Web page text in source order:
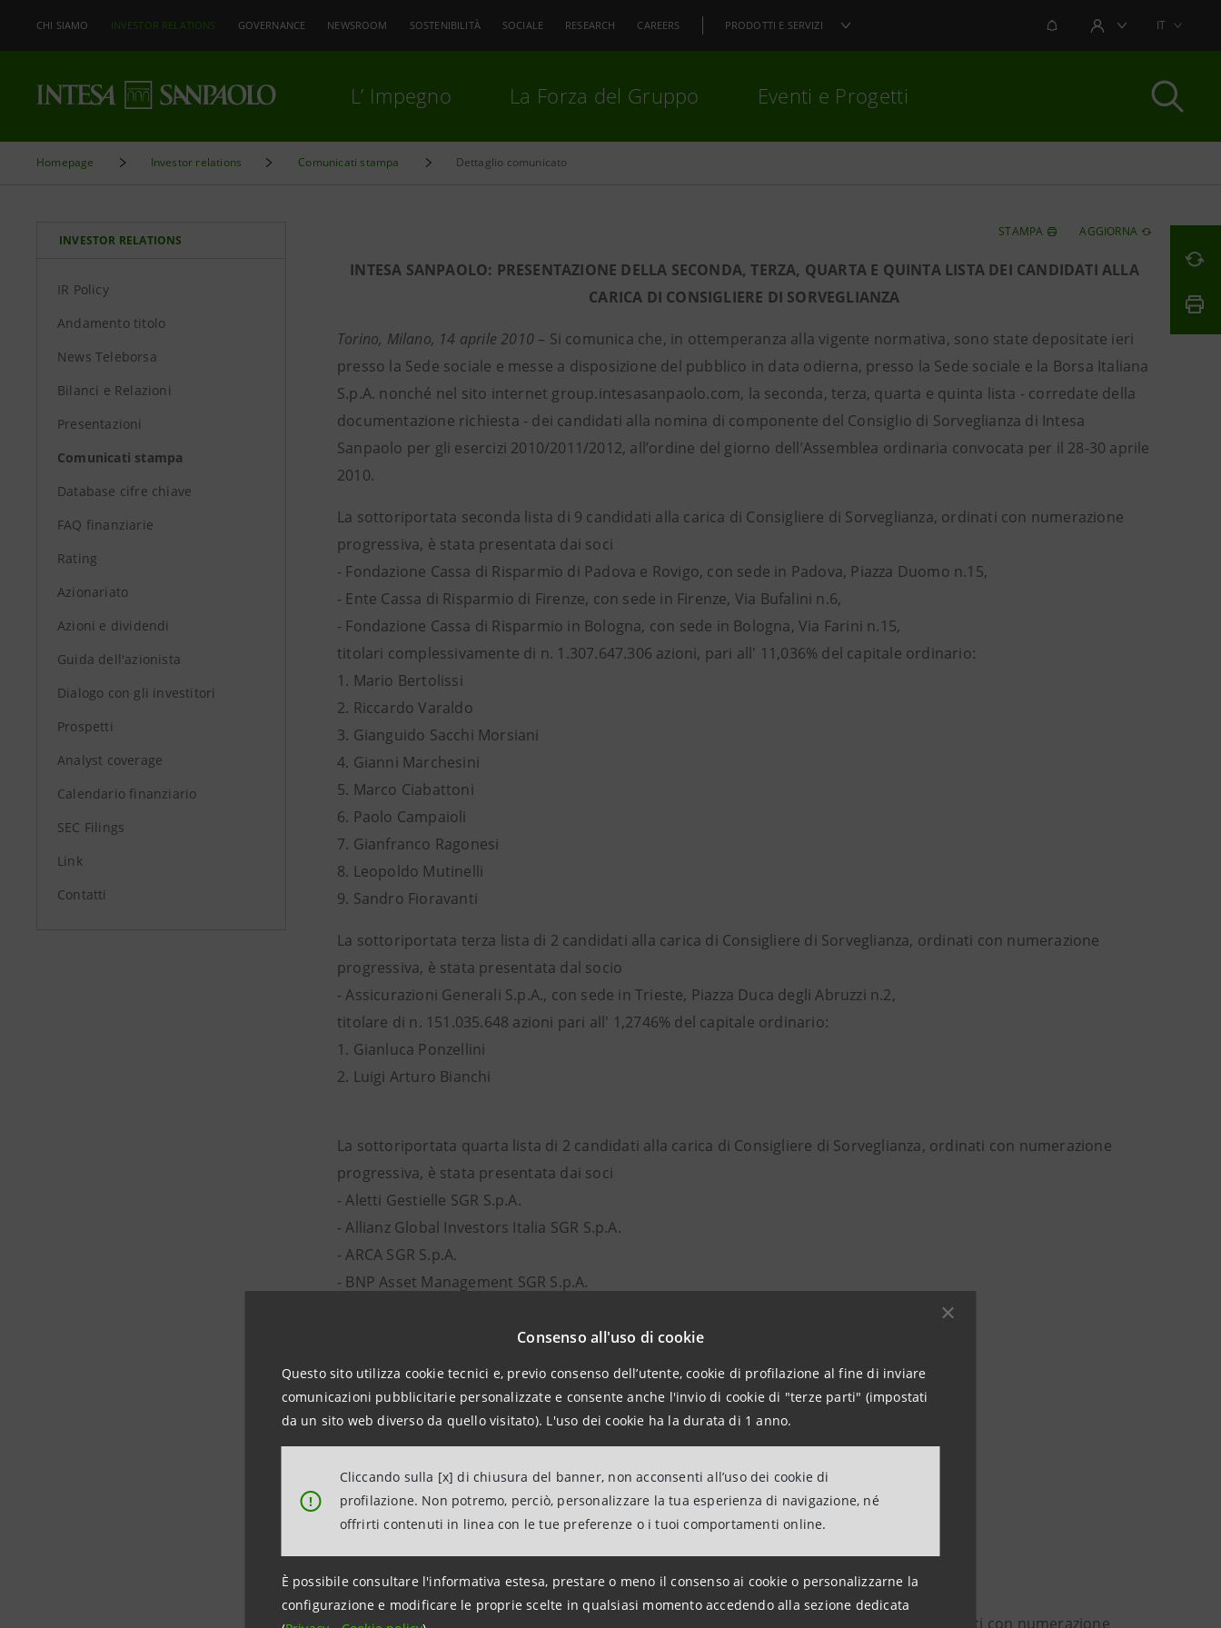
Consenso all'uso di cookie
Questo sito utilizza cookie tecnici e, previo consenso dell’utente, cookie di profilazione al fine di inviare
comunicazioni pubblicitarie personalizzate e consente anche l'invio di cookie di "terze parti" (impostati
da un sito web diverso da quello visitato). L'uso dei cookie ha la durata di 1 anno.
!
Cliccando sulla [x] di chiusura del banner, non acconsenti all’uso dei cookie di
profilazione. Non potremo, perciò, personalizzare la tua esperienza di navigazione, né
offrirti contenuti in linea con le tue preferenze o i tuoi comportamenti online.
È possibile consultare l'informativa estesa, prestare o meno il consenso ai cookie o personalizzarne la
configurazione e modificare le proprie scelte in qualsiasi momento accedendo alla sezione dedicata
CHI SIAMO INVESTOR RELATIONS GOVERNANCE NEWSROOM SOSTENIBILITÀ SOCIALE RESEARCH CAREERS PRODOTTI E SERVIZI NOTIFICHEAREA UTENTEIT
L’ Impegno La Forza del Gruppo Eventi e Progetti
Homepage Investor relations Comunicati stampa Dettaglio comunicato
INVESTOR RELATIONS
IR Policy
Andamento titolo
News Teleborsa
Bilanci e Relazioni
Presentazioni
Comunicati stampa
Database cifre chiave
FAQ finanziarie
Rating
Azionariato
Azioni e dividendi
Guida dell'azionista
Dialogo con gli investitori
Prospetti
Analyst coverage
Calendario finanziario
SEC Filings
Link
Contatti
STAMPA AGGIORNA
INTESA SANPAOLO: PRESENTAZIONE DELLA SECONDA, TERZA, QUARTA E QUINTA LISTA DEI CANDIDATI ALLA
CARICA DI CONSIGLIERE DI SORVEGLIANZA
Torino, Milano, 14 aprile 2010 – Si comunica che, in ottemperanza alla vigente normativa, sono state depositate ieri
presso la Sede sociale e messe a disposizione del pubblico in data odierna, presso la Sede sociale e la Borsa Italiana
S.p.A. nonché nel sito internet group.intesasanpaolo.com, la seconda, terza, quarta e quinta lista - corredate della
documentazione richiesta - dei candidati alla nomina di componente del Consiglio di Sorveglianza di Intesa
Sanpaolo per gli esercizi 2010/2011/2012, all’ordine del giorno dell’Assemblea ordinaria convocata per il 28-30 aprile
2010.
La sottoriportata seconda lista di 9 candidati alla carica di Consigliere di Sorveglianza, ordinati con numerazione
progressiva, è stata presentata dai soci
- Fondazione Cassa di Risparmio di Padova e Rovigo, con sede in Padova, Piazza Duomo n.15,
- Ente Cassa di Risparmio di Firenze, con sede in Firenze, Via Bufalini n.6,
- Fondazione Cassa di Risparmio in Bologna, con sede in Bologna, Via Farini n.15,
titolari complessivamente di n. 1.307.647.306 azioni, pari all' 11,036% del capitale ordinario:
1. Mario Bertolissi
2. Riccardo Varaldo
3. Gianguido Sacchi Morsiani
4. Gianni Marchesini
5. Marco Ciabattoni
6. Paolo Campaioli
7. Gianfranco Ragonesi
8. Leopoldo Mutinelli
9. Sandro Fioravanti
La sottoriportata terza lista di 2 candidati alla carica di Consigliere di Sorveglianza, ordinati con numerazione
progressiva, è stata presentata dal socio
- Assicurazioni Generali S.p.A., con sede in Trieste, Piazza Duca degli Abruzzi n.2,
titolare di n. 151.035.648 azioni pari all' 1,2746% del capitale ordinario:
1. Gianluca Ponzellini
2. Luigi Arturo Bianchi
La sottoriportata quarta lista di 2 candidati alla carica di Consigliere di Sorveglianza, ordinati con numerazione
progressiva, è stata presentata dai soci
- Aletti Gestielle SGR S.p.A.
- Allianz Global Investors Italia SGR S.p.A.
- ARCA SGR S.p.A.
- BNP Asset Management SGR S.p.A.
- Mediolanum Gestione Fondi SGRpA
- Challenge Funds
- Pioneer Investment Management SGRpA
- Pioneer Asset Management S.A.
- PRIMA SGR S.p.A.
- Stichting Depositary APG Developed Markets Equity Pool
- UBI Pramerica SGR S.p.A.
titolari complessivamente di n. 60.040.074 azioni, pari allo 0,5067% del capitale ordinario:
1. Rosalba Casiraghi
2. Marco Mangiagalli
La sottoriportata quinta lista di 2 candidati alla carica di Consigliere di Sorveglianza, ordinati con numerazione